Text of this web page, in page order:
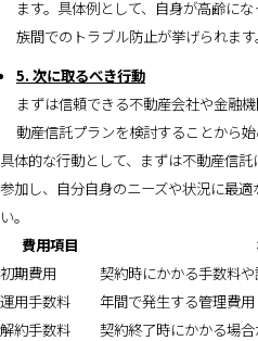
ます。具体例として、自身が高齢に
族間でのトラブル防止が挙げられます
5. 次に取るべき行動
まずは信頼できる不動産会社や金融
動産信託プランを検討することから始
具体的な行動として、まずは不動産信
参加し、自分自身のニーズや状況に最
い。
費用項目
初期費用
契約時にかかる手数料
運用手数料
年間で発生する管理費用
解約手数料
契約終了時にかかる場